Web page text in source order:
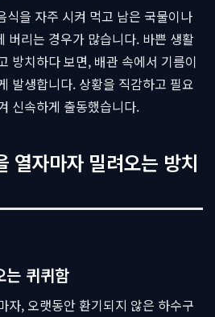
식을 자주 시켜 먹고 남은 국물이나
버리는 경우가 많습니다. 바쁜 생활
방치하다 보면, 배관 속에서 기름이
발생합니다. 상황을 직감하고 필요
신속하게 출동했습니다.
열자마자 밀려오는 방치
는 퀴퀴함
자, 오랫동안 환기되지 않은 하수구